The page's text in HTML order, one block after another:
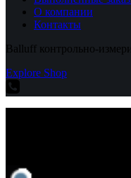
О компании
Контакты
Balluff контрольно-
Explore Shop